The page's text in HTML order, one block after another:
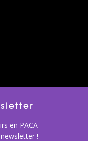
en PACA
!